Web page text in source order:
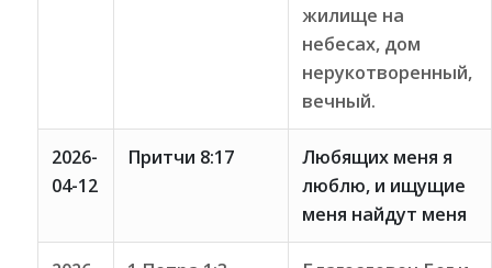
жилище на
небесах, дом
нерукотворенный,
вечный.
2026-
04-12
Притчи 8:17
Любящих меня я
люблю, и ищущие
меня найдут меня